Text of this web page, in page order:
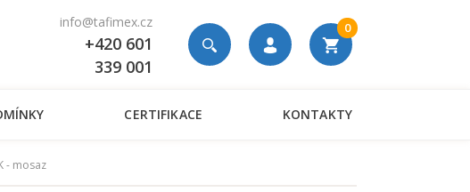
info@tafimex.cz
+420 601
339 001
0
CERTIFIKACE KONTAKTY
- mosaz